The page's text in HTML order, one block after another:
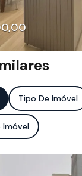
Tipo De Imóvel
Imóvel